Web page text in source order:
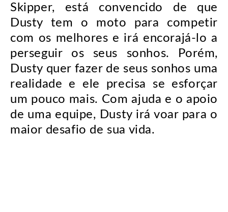
Skipper, está convencido de que
Dusty tem o moto para competir
com os melhores e irá encorajá-lo a
perseguir os seus sonhos. Porém,
Dusty quer fazer de seus sonhos uma
realidade e ele precisa se esforçar
um pouco mais. Com ajuda e o apoio
de uma equipe, Dusty irá voar para o
maior desafio de sua vida.